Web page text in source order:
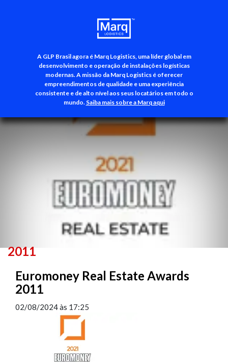
A GLP Brasil agora é Marq Logistics, uma líder global em
desenvolvimento e operação de instalações logísticas
modernas. A missão da Marq Logistics é oferecer
empreendimentos de qualidade e uma experiência
consistente e de alto nível aos seus locatários em todo o
mundo. Saiba mais sobre a Marq aqui
+55 (11) 3500-3700
2011
Euromoney Real Estate Awards
2011
02/08/2024às 17:25